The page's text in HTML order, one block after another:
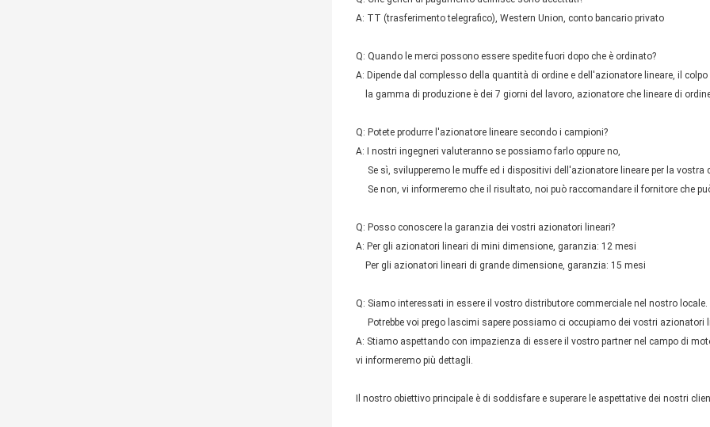
A: TT (trasferimento telegrafico), Western Union, conto bancario privato
Q: Quando le merci possono essere spedite fuori dopo che è ordinato?
A: Dipende dal complesso della quantità di ordine e dell'azionatore lineare, il
la gamma di produzione è dei 7 giorni del lavoro, azionatore che lineare di
Q: Potete produrre l'azionatore lineare secondo i campioni?
A: I nostri ingegneri valuteranno se possiamo farlo oppure no,
Se sì, svilupperemo le muffe ed i dispositivi dell'azionatore lineare per la vostra
Se non, vi informeremo che il risultato, noi può raccomandare il fornitore che
Q: Posso conoscere la garanzia dei vostri azionatori lineari?
A: Per gli azionatori lineari di mini dimensione, garanzia: 12 mesi
Per gli azionatori lineari di grande dimensione, garanzia: 15 mesi
Q: Siamo interessati in essere il vostro distributore commerciale nel nostro locale.
Potrebbe voi prego lascimi sapere possiamo ci occupiamo dei vostri azionatori
A: Stiamo aspettando con impazienza di essere il vostro partner nel campo di
vi informeremo più dettagli.
Il nostro obiettivo principale è di soddisfare e superare le aspettative dei nostri